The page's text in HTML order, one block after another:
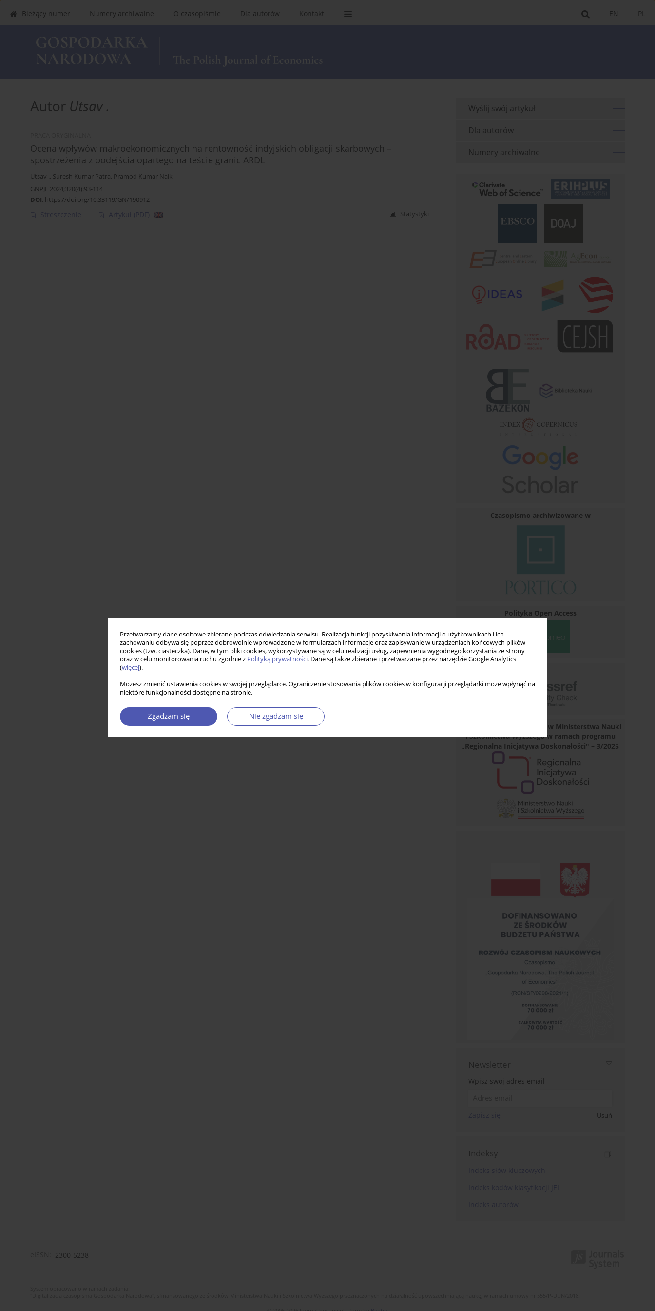
Przetwarzamy dane osobowe zbierane podczas odwiedzania serwisu. Realizacja funkcji pozyskiwania informacji o użytkownikach i ich
zachowaniu odbywa się poprzez dobrowolnie wprowadzone w formularzach informacje oraz zapisywanie w urządzeniach końcowych plików
cookies (tzw. ciasteczka). Dane, w tym pliki cookies, wykorzystywane są w celu realizacji usług, zapewnienia wygodnego korzystania ze strony
oraz w celu monitorowania ruchu zgodnie z Polityką prywatności. Dane są także zbierane i przetwarzane przez narzędzie Google Analytics
(więcej).
Możesz zmienić ustawienia cookies w swojej przeglądarce. Ograniczenie stosowania plików cookies w konfiguracji przeglądarki może wpłynąć na
niektóre funkcjonalności dostępne na stronie.
Zgadzam się Nie zgadzam się
PL
EN
Bieżący numer Numery archiwalne O czasopiśmie Dla autorów Kontakt
Autor Utsav .
Ocena wpływów makroekonomicznych na rentowność indyjskich obligacji skarbowych –
spostrzeżenia z podejścia opartego na teście granic ARDL
Utsav ., Suresh Kumar Patra, Pramod Kumar Naik
GNPJE 2024;320(4):93-114
DOI: https://doi.org/10.33119/GN/190912
Streszczenie Artykuł (PDF) Statystyki
Wyślij swój artykuł
Dla autorów
Numery archiwalne
Czasopismo archiwizowane w
Polityka Open Access
Dofinansowano ze środków Ministerstwa Nauki
i Szkolnictwa Wyższego w ramach programu
„Regionalna Inicjatywa Doskonałości" – 3/2025
Newsletter
Wpisz swój adres email
Usuń
Indeksy
2300-5238